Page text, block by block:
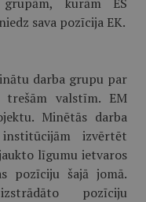
sava pozīcija EK.
darba grupu par
trešām valstīm. EM
Minētās darba
izvērtēt
līgumu ietvaros
pozīciju šajā jomā.
pozīciju